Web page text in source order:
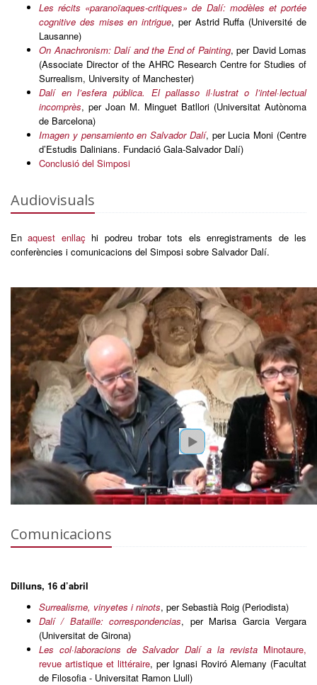
Les récits «paranoïaques-critiques» de Dalí: modèles et portée
cognitive des mises en intrigue, per Astrid Ruffa (Université de
Lausanne)
On Anachronism: Dalí and the End of Painting, per David Lomas
(Associate Director of the AHRC Research Centre for Studies of
Surrealism, University of Manchester)
Dalí en l’esfera pública. El pallasso il·lustrat o l’intel·lectual
incomprès, per Joan M. Minguet Batllori (Universitat Autònoma
de Barcelona)
Imagen y pensamiento en Salvador Dalí, per Lucia Moni (Centre
d’Estudis Dalinians. Fundació Gala-Salvador Dalí)
Conclusió del Simposi
Audiovisuals
Enaquest enllaç hi podreu trobar tots els enregistraments de les
conferències i comunicacions del Simposi sobre Salvador Dalí.
Comunicacions
Dilluns, 16 d’abril
Surrealisme, vinyetes i ninots, per Sebastià Roig (Periodista)
Dalí / Bataille: correspondencias, per Marisa Garcia Vergara
(Universitat de Girona)
Les col·laboracions de Salvador Dalí a la revista Minotaure,
revue artistique et littéraire, per Ignasi Roviró Alemany (Facultat
de Filosofia - Universitat Ramon Llull)